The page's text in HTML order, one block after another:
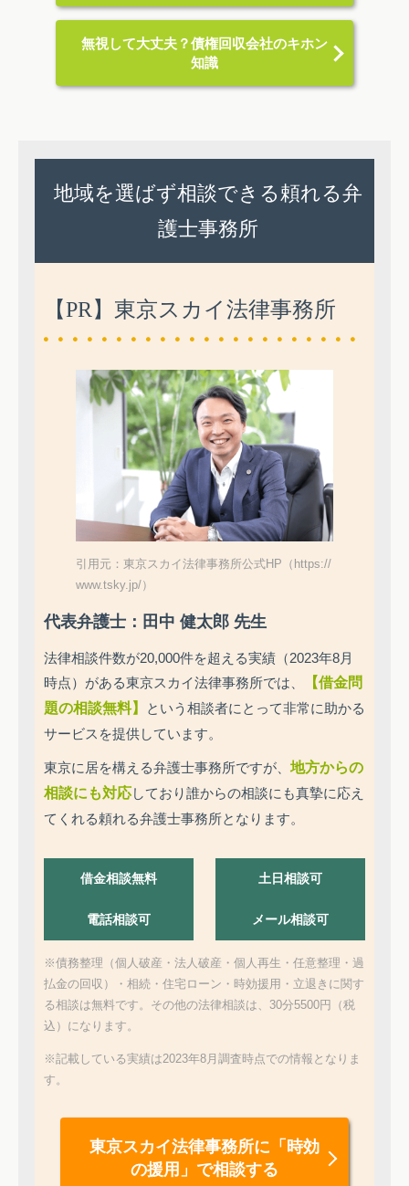
無視して大丈夫？債権回収会社のキホン
知識
地域を選ばず相談できる頼れる弁
護士事務所
【PR】東京スカイ法律事務所
引用元：東京スカイ法律事務所公式HP（https://
www.tsky.jp/）
代表弁護士：田中 健太郎 先生
法律相談件数が20,000件を超える実績（2023年8月
時点）がある東京スカイ法律事務所では、
【借金問
題の相談無料】
という相談者にとって非常に助かる
サービスを提供しています。
東京に居を構える弁護士事務所ですが、 地方からの
相談にも対応しており誰からの相談にも真摯に応え
てくれる頼れる弁護士事務所となります。
借金相談無料 土日相談可
電話相談可 メール相談可
※債務整理（個人破産・法人破産・個人再生・任意整理・過
払金の回収）・相続・住宅ローン・時効援用・立退きに関す
る相談は無料です。その他の法律相談は、30分5500円（税
込）になります。
※記載している実績は2023年8月調査時点での情報となりま
す。
東京スカイ法律事務所に 「時効
の援用」で相談する